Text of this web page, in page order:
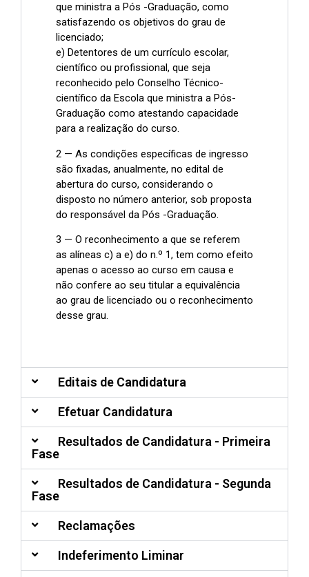
que ministra a Pós -Graduação, como
satisfazendo os objetivos do grau de
licenciado;
e) Detentores de um currículo escolar,
científico ou profissional, que seja
reconhecido pelo Conselho Técnico-
científico da Escola que ministra a Pós-
Graduação como atestando capacidade
para a realização do curso.
2 — As condições específicas de ingresso
são fixadas, anualmente, no edital de
abertura do curso, considerando o
disposto no número anterior, sob proposta
do responsável da Pós -Graduação.
3 — O reconhecimento a que se referem
as alíneas c) a e) do n.º 1, tem como efeito
apenas o acesso ao curso em causa e
não confere ao seu titular a equivalência
ao grau de licenciado ou o reconhecimento
desse grau.
Editais de Candidatura
Efetuar Candidatura
Resultados de Candidatura - Primeira
Fase
Resultados de Candidatura - Segunda
Fase
Reclamações
Indeferimento Liminar